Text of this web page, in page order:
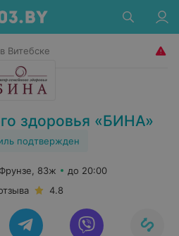
Витебске
здоровья «БИНА»
подтвержден
83ж
до 20:00
4.8